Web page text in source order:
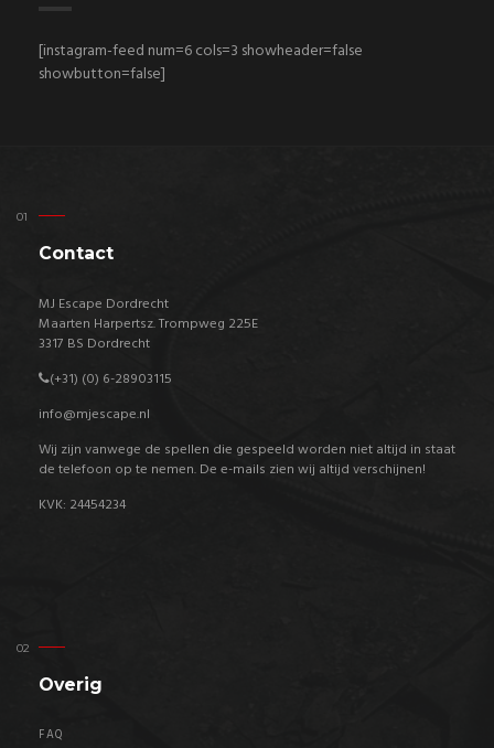
[instagram-feed num=6 cols=3 showheader=false
showbutton=false]
Contact
MJ Escape Dordrecht
Maarten Harpertsz. Trompweg 225E
3317 BS Dordrecht
(+31) (0) 6-28903115
info@mjescape.nl
Wij zijn vanwege de spellen die gespeeld worden niet altijd in staat
de telefoon op te nemen. De e-mails zien wij altijd verschijnen!
KVK: 24454234
Overig
FAQ